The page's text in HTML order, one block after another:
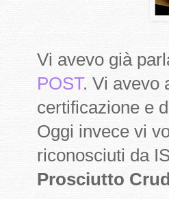
Vi avevo già
POST. Vi avevo
certificazione e
Oggi invece vi
riconosciuti da
Prosciutto